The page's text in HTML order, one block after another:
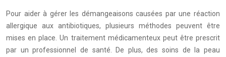
Pour aider à gérer les démangeaisons causées par une réaction
allergique aux antibiotiques, plusieurs méthodes peuvent être
mises en place. Un traitement médicamenteux peut être prescrit
par un professionnel de santé. De plus, des soins de la peau